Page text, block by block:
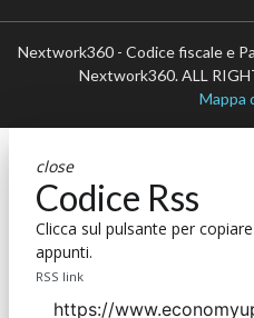
Nextwork360 - Codice fiscale e
Nextwork360. ALL
Mappa
close
Codice Rss
Clicca sul pulsante per
appunti.
RSS link